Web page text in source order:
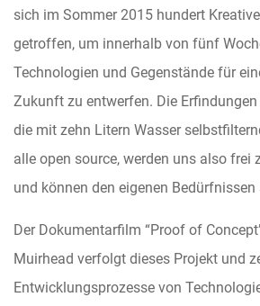
sich im Sommer 2015 hundert
getroffen, um innerhalb von fünf
Technologien und Gegenstände für
Zukunft zu entwerfen. Die Erfindungen
die mit zehn Litern Wasser
alle open source, werden uns also frei
und können den eigenen
Der Dokumentarfilm “Proof of
Muirhead verfolgt dieses Projekt und
Entwicklungsprozesse von